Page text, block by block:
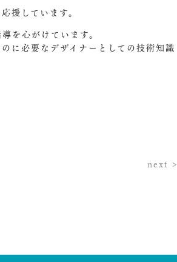
援しています。
を心がけています。
に必要なデザイナーとしての技術知識
next >